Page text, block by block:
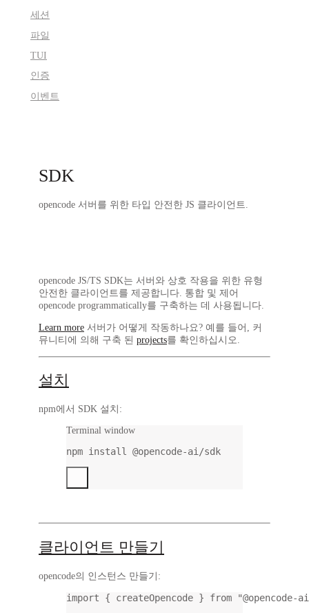
세션
파일
TUI
인증
이벤트
SDK
opencode 서버를 위한 타입 안전한 JS 클라이언트.
opencode JS/TS SDK는 서버와 상호 작용을 위한 유형
안전한 클라이언트를 제공합니다. 통합 및 제어
opencode programmatically를 구축하는 데 사용됩니다.
Learn more 서버가 어떻게 작동하나요? 예를 들어, 커
뮤니티에 의해 구축 된 projects를 확인하십시오.
설치
npm에서 SDK 설치:
Terminal window
npm install @opencode-ai/sdk
클라이언트 만들기
opencode의 인스턴스 만들기:
import { createOpencode } from
"@opencode-